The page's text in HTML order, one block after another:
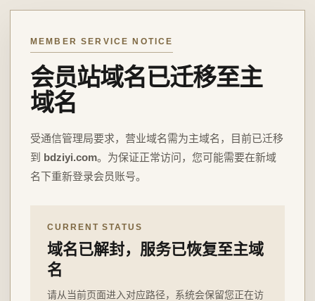
MEMBER SERVICE NOTICE
会员站域名已迁移至主
域名
受通信管理局要求，营业域名需为主域名，目前已迁移
到 bdziyi.com。为保证正常访问，您可能需要在新域
名下重新登录会员账号。
CURRENT STATUS
域名已解封，服务已恢复至主域
名
请从当前页面进入对应路径，系统会保留您正在访